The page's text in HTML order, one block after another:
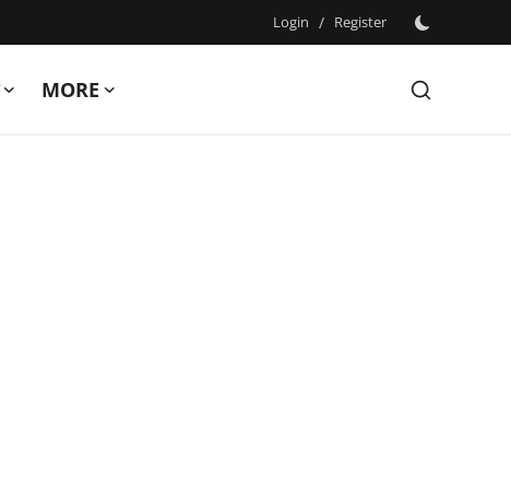
Login / Register
MORE